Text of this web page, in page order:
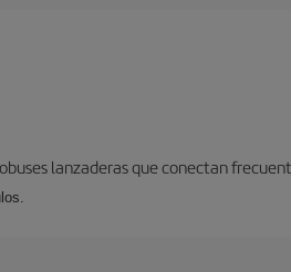
lanzaderas que conectan